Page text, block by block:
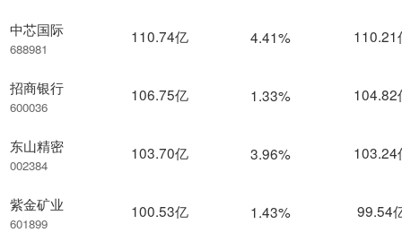
中芯国际
688981
招商银行
600036
东山精密
002384
紫金矿业
601899
110.74亿 4.41% 110.21
106.75亿 1.33% 104.82
103.70亿 3.96% 103.24
100.53亿 1.43% 99.54